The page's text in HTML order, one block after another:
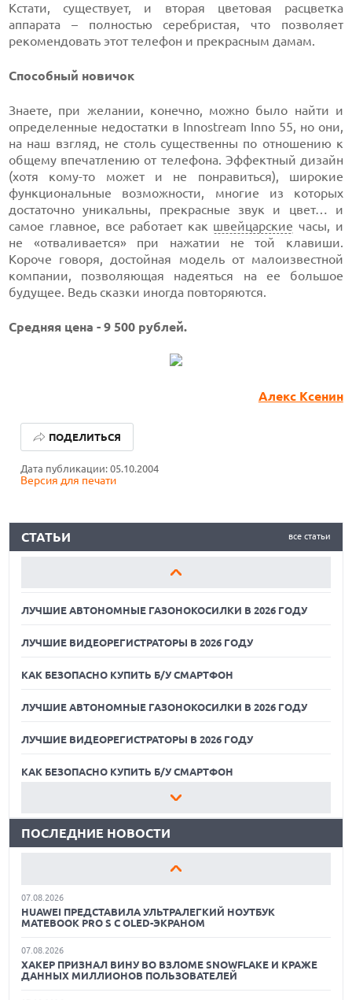
Кстати, существует, и вторая цветовая расцветка
аппарата – полностью серебристая, что позволяет
рекомендовать этот телефон и прекрасным дамам.
Способный новичок
Знаете, при желании, конечно, можно было найти и
определенные недостатки в Innostream Inno 55, но они,
на наш взгляд, не столь существенны по отношению к
общему впечатлению от телефона. Эффектный дизайн
(хотя кому-то может и не понравиться), широкие
функциональные возможности, многие из которых
достаточно уникальны, прекрасные звук и цвет… и
самое главное, все работает как швейцарские часы, и
не «отваливается» при нажатии не той клавиши.
Короче говоря, достойная модель от малоизвестной
компании, позволяющая надеяться на ее большое
будущее. Ведь сказки иногда повторяются.
Cредняя цена - 9 500 рублей.
Алекс Ксенин
Дата публикации: 05.10.2004
Версия для печати
ПОДЕЛИТЬСЯ
все статьи
СТАТЬИ
ЛУЧШИЕ ВИДЕОРЕГИСТРАТОРЫ В 2026 ГОДУ
КАК БЕЗОПАСНО КУПИТЬ Б/У СМАРТФОН
КАК БЕЗОПАСНО КУПИТЬ Б/У СМАРТФОН
ЛУЧШИЕ АВТОНОМНЫЕ ГАЗОНОКОСИЛКИ В 2026 ГОДУ
ЛУЧШИЕ ВИДЕОРЕГИСТРАТОРЫ В 2026 ГОДУ
КАК БЕЗОПАСНО КУПИТЬ Б/У СМАРТФОН
ЛУЧШИЕ АВТОНОМНЫЕ ГАЗОНОКОСИЛКИ В 2026 ГОДУ
ЛУЧШИЕ ВИДЕОРЕГИСТРАТОРЫ В 2026 ГОДУ
КАК БЕЗОПАСНО КУПИТЬ Б/У СМАРТФОН
ЛУЧШИЕ АВТОНОМНЫЕ ГАЗОНОКОСИЛКИ В 2026 ГОДУ
ЛУЧШИЕ ВИДЕОРЕГИСТРАТОРЫ В 2026 ГОДУ
КАК БЕЗОПАСНО КУПИТЬ Б/У СМАРТФОН
ЛУЧШИЕ АВТОНОМНЫЕ ГАЗОНОКОСИЛКИ В 2026 ГОДУ
КАК БЕЗОПАСНО КУПИТЬ Б/У СМАРТФОН
ПОСЛЕДНИЕ НОВОСТИ
07.08.2026
НА КЕЙСЕ ДЛЯ УПРАВЛЕНИЯ МУЗЫКОЙ
КАМЕРЫ В СМАРТФОНАХ PIXEL 11 PRO
07.08.2026
HUAWEI ПРЕДСТАВИЛА УЛЬТРАЛЕГКИЙ НОУТБУК
MATEBOOK PRO S С OLED-ЭКРАНОМ
07.08.2026
ХАКЕР ПРИЗНАЛ ВИНУ ВО ВЗЛОМЕ SNOWFLAKE И КРАЖЕ
ДАННЫХ МИЛЛИОНОВ ПОЛЬЗОВАТЕЛЕЙ